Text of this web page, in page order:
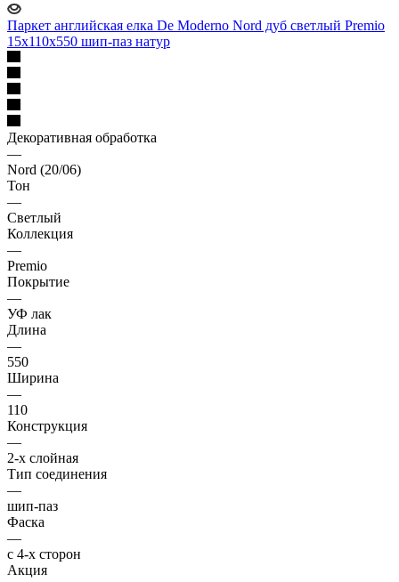
Паркет английская елка De Moderno Nord дуб светлый Premio
15х110х550 шип-паз натур
Декоративная обработка
—
Nord (20/06)
Тон
—
Светлый
Коллекция
—
Premio
Покрытие
—
УФ лак
Длина
—
550
Ширина
—
110
Конструкция
—
2-х слойная
Тип соединения
—
шип-паз
Фаска
—
с 4-х сторон
Акция